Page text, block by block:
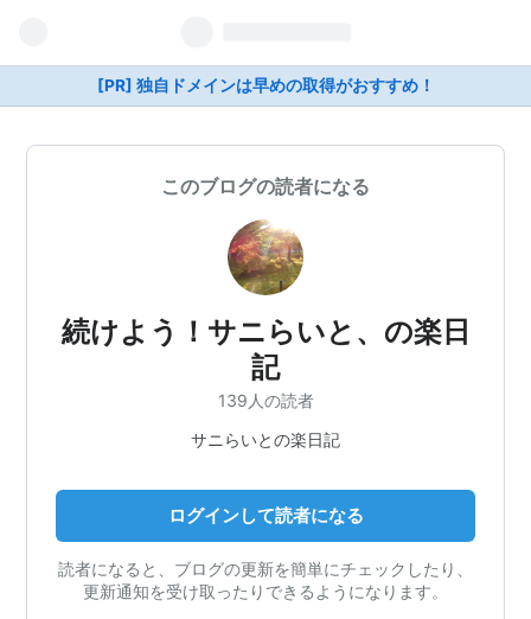
[PR] 独自ドメインは早めの取得がおすすめ！
このブログの読者になる
続けよう！サニらいと、の楽日
記
139人の読者
サニらいとの楽日記
ログインして読者になる
読者になると、ブログの更新を簡単にチェックしたり、
更新通知を受け取ったりできるようになります。